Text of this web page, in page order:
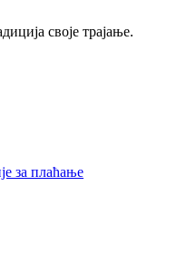
своје трајање.
за плаћање